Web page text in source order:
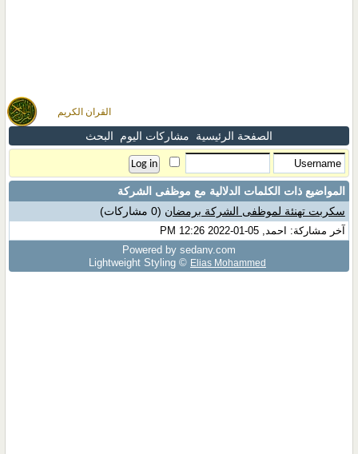
القران الكريم
الصفحة الرئيسية مشاركات اليوم البحث
المواضيع ذات الكلمات الدلالية مع موظفى الشركة
سكربت تهنئة لموظفى الشركة برمضان (0 مشاركات)
آخر مشاركة: احمد, 05-01-2022 12:26 PM
Powered by sedany.com
Lightweight Styling © Elias Mohammed